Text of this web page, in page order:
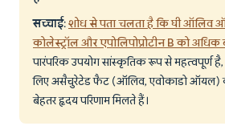
सच्चाई:शोध से पता चलता है कि घी ऑलिव
कोलेस्ट्रॉल और एपोलिपोप्रोटीन B को अधिक
पारंपरिक उपयोग सांस्कृतिक रूप से महत्वपूर्ण
लिए असैचुरेटेड फैट (ऑलिव, एवोकाडो ऑयल)
बेहतर हृदय परिणाम मिलते हैं।